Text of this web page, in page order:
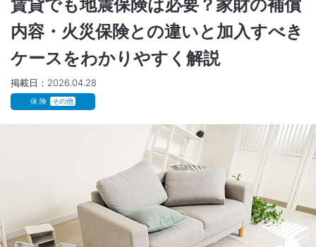
賃貸でも地震保険は必要？家財の補償
内容・火災保険との違いと加入すべき
ケースをわかりやすく解説
掲載日：2026.04.28
保 険 その他